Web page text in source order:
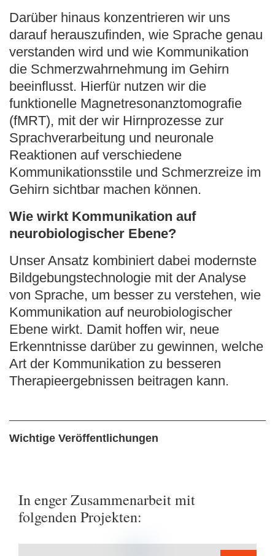
Darüber hinaus konzentrieren wir uns
darauf herauszufinden, wie Sprache genau
verstanden wird und wie Kommunikation
die Schmerzwahrnehmung im Gehirn
beeinflusst. Hierfür nutzen wir die
funktionelle Magnetresonanztomografie
(fMRT), mit der wir Hirnprozesse zur
Sprachverarbeitung und neuronale
Reaktionen auf verschiedene
Kommunikationsstile und Schmerzreize im
Gehirn sichtbar machen können.
Wie wirkt Kommunikation auf
neurobiologischer Ebene?
Unser Ansatz kombiniert dabei modernste
Bildgebungstechnologie mit der Analyse
von Sprache, um besser zu verstehen, wie
Kommunikation auf neurobiologischer
Ebene wirkt. Damit hoffen wir, neue
Erkenntnisse darüber zu gewinnen, welche
Art der Kommunikation zu besseren
Therapieergebnissen beitragen kann.
Wichtige Veröffentlichungen
In enger Zusammenarbeit mit
folgenden Projekten: